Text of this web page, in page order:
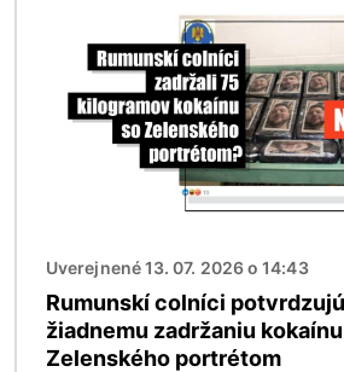
Uverejnené 13. 07. 2026 o 14:43
Rumunskí colníci
žiadnemu zadržaniu
Zelenského portrétom